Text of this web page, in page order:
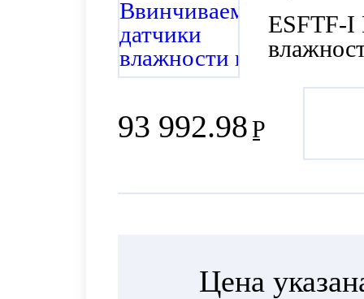
93 992.98Р
ESFTF-I
Цена